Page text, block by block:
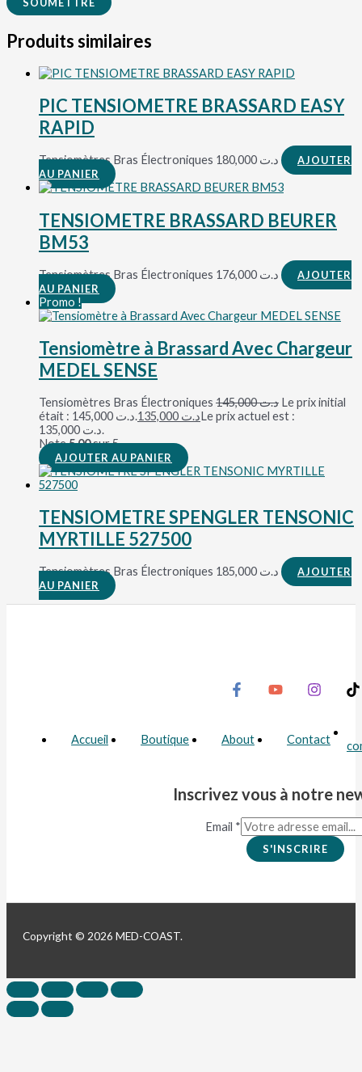
Produits similaires
PIC TENSIOMETRE BRASSARD EASY
RAPID
Tensiomètres Bras Électroniques د.ت
AJOUTER
AU PANIER
TENSIOMETRE BRASSARD BEURER
BM53
Tensiomètres Bras Électroniques د.ت
AJOUTER
AU PANIER
Promo !
Tensiomètre à Brassard Avec Chargeur
MEDEL SENSE
Tensiomètres Bras Électroniques د.ت145,000
Le prix initial
était : د.ت 145,000.
د.تLe prix actuel est :
د.ت 135,000.
Note5.00sur 5
AJOUTER AU PANIER
TENSIOMETRE SPENGLER TENSONIC
MYRTILLE 527500
Tensiomètres Bras Électroniques د.ت
AJOUTER
AU PANIER
Accueil Boutique About Contact
Inscrivez vous à notre
Email *
S'INSCRIRE
Copyright © 2026 MED-COAST.